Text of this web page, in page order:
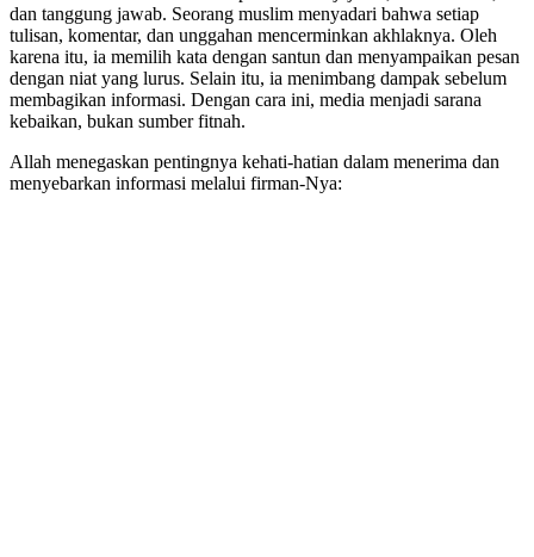
dan tanggung jawab. Seorang muslim menyadari bahwa setiap
tulisan, komentar, dan unggahan mencerminkan akhlaknya. Oleh
karena itu, ia memilih kata dengan santun dan menyampaikan pesan
dengan niat yang lurus. Selain itu, ia menimbang dampak sebelum
membagikan informasi. Dengan cara ini, media menjadi sarana
kebaikan, bukan sumber fitnah.
Allah menegaskan pentingnya kehati-hatian dalam menerima dan
menyebarkan informasi melalui firman-Nya: